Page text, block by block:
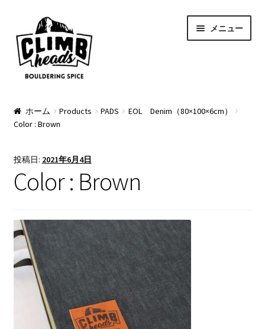
ビ
ゲ
ー
ン
へ
キ
プ
ン
テ
ン
ス
キ
プ
メニュー
Pads
Apparel
Bag & Accessory
Pad Option
Custom Charge
NEWS
ホーム Products PADS
EOL Denim（80×100×6cm）
Color : Brown
投稿日: 2021年6月4日
Color : Brown